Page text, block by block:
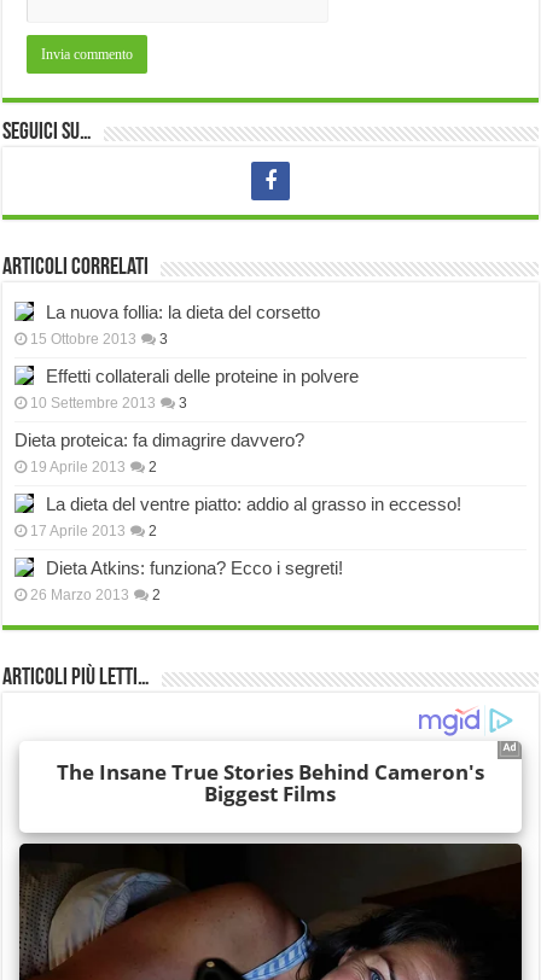
Seguici su…
Articoli correlati
La nuova follia: la dieta del corsetto
15 Ottobre 2013 3
Effetti collaterali delle proteine in polvere
10 Settembre 2013 3
Dieta proteica: fa dimagrire davvero?
19 Aprile 2013 2
La dieta del ventre piatto: addio al grasso in eccesso!
17 Aprile 2013 2
Dieta Atkins: funziona? Ecco i segreti!
26 Marzo 2013 2
Articoli più Letti…